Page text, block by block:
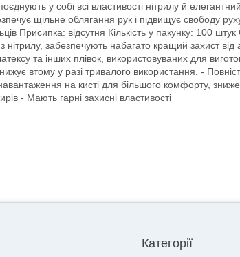
у собі всі властивості нітрилу й
щільне облягання рук і підвищує свободу
Присипка: відсутня Кількість у пакунку: 100
нітрилу, забезпечують набагато кращий захист
та інших плівок, використовуваних для
втому у разі тривалого використання. -
на кисті для більшого комфорту,
- Мають гарні захисні властивості
Категорії